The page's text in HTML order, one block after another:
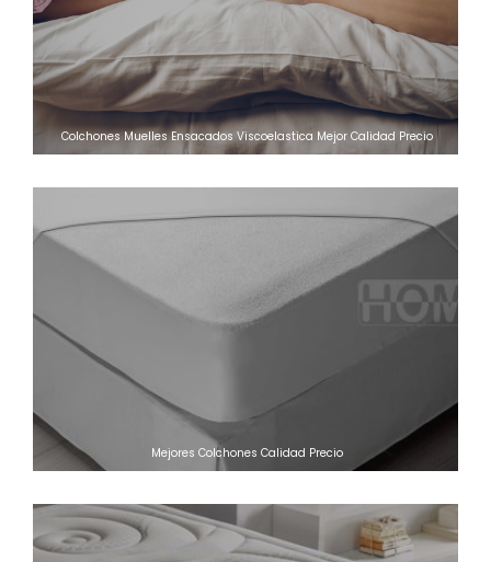
Colchones Muelles Ensacados Viscoelastica Mejor Calidad Precio
Mejores Colchones Calidad Precio